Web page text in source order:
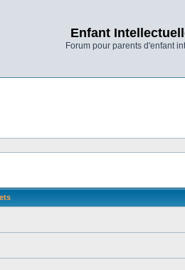
Enfant
Forum pour parents d'enfant